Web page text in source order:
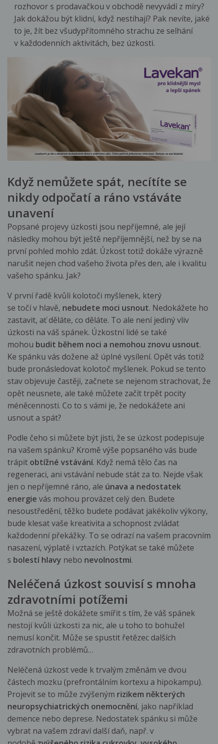
rozhovor s prodavačkou v obchodě nevyvádí z míry?
Jak dokážou být klidní, když nestíhají? Pak nevíte, jaké
to je, žít bez všudypřítomného strachu ze selhání
v každodenních aktivitách, bez úzkosti.
Když nemůžete spát, necítíte se
nikdy odpočatí a ráno vstáváte
unavení
Popsané projevy úzkosti jsou nepříjemné, ale její
následky mohou být ještě nepříjemnější, než by se na
první pohled mohlo zdát. Úzkost totiž dokáže výrazně
narušit nejen chod vašeho života přes den, ale i kvalitu
vašeho spánku. Jak?
V první řadě kvůli kolotoči myšlenek, který
se točí v hlavě, nebudete moci usnout. Nedokážete ho
zastavit, ať děláte, co děláte. To ale není jediný vliv
úzkosti na váš spánek. Úzkostní lidé se také
mohou budit během noci a nemohou znovu usnout.
Ke spánku vás dožene až úplné vysílení. Opět vás totiž
bude pronásledovat kolotoč myšlenek. Pokud se tento
stav objevuje častěji, začnete se nejenom strachovat, že
opět neusnete, ale také můžete začít trpět pocity
méněcennosti. Co to s vámi je, že nedokážete ani
usnout a spát?
Podle čeho si můžete být jisti, že se úzkost podepisuje
na vašem spánku? Kromě výše popsaného vás bude
trápit obtížné vstávání. Když nemá tělo čas na
regeneraci, ani vstávání nebude stát za to. Nejde však
jen o nepříjemné ráno, ale únava a nedostatek
energie vás mohou provázet celý den. Budete
nesoustředění, těžko budete podávat jakékoliv výkony,
bude klesat vaše kreativita a schopnost zvládat
každodenní překážky. To se odrazí na vašem pracovním
nasazení, výplatě i vztazích. Potýkat se také můžete
s bolestí hlavy nebo nevolnostmi.
Neléčená úzkost souvisí s mnoha
zdravotními potížemi
Možná se ještě dokážete smířit s tím, že váš spánek
nestojí kvůli úzkosti za nic, ale u toho to bohužel
nemusí končit. Může se spustit řetězec dalších
zdravotních problémů…
Neléčená úzkost vede k trvalým změnám ve dvou
částech mozku (prefrontálním kortexu a hipokampu).
Projevit se to může zvýšeným rizikem některých
neuropsychiatrických onemocnění, jako například
demence nebo deprese. Nedostatek spánku si může
vybrat na vašem zdraví další daň, např. v